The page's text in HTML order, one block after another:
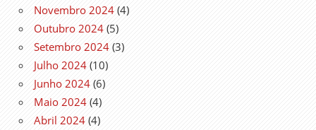
Novembro 2024 (4)
Outubro 2024 (5)
Setembro 2024 (3)
Julho 2024 (10)
Junho 2024 (6)
Maio 2024 (4)
Abril 2024 (4)